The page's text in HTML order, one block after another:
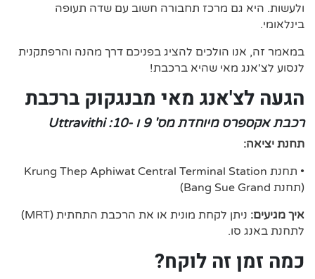
ולעשות. היא גם מרכז תחבורה חשוב עם שדה תעופה
בינלאומי.
במאמר זה, אנו הולכים להציג בפניכם דרך מהנה והרפתקנית
לנסוע לצ'אנג מאי שהיא ברכבת!
הגעה לצ'אנג מאי מבנגקוק ברכבת
רכבת אקספרס מיוחדת מס' 9 ו -10: Uttravithi
תחנת יציאה:
• תחנת Krung Thep Aphiwat Central Terminal Station
(תחנת Bang Sue Grand)
איך מגיעים:
ניתן לקחת מונית או את הרכבת התחתית (MRT)
לתחנת באנג סו.
כמה זמן זה לוקח?